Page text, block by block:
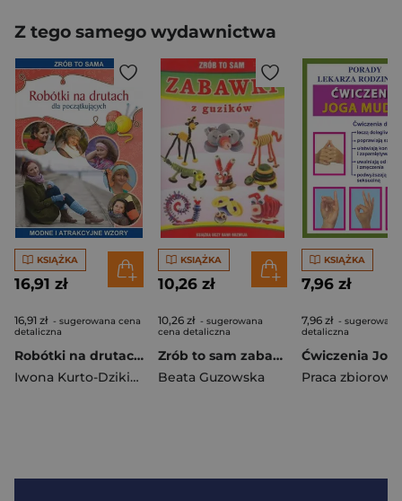
Z tego samego wydawnictwa
KSIĄŻKA
16,91 zł
16,91 zł - sugerowana cena
detaliczna
Robótki na drutach dla początkujących Modne i atrakcyjne wzory
Iwona Kurto-Dzikielewska
KSIĄŻKA
10,26 zł
10,26 zł - sugerowana
cena detaliczna
Zrób to sam zabawki z guzików
Beata Guzowska
KSIĄŻKA
7,96 zł
7,96 zł -
detaliczna
Praca zbiorowa